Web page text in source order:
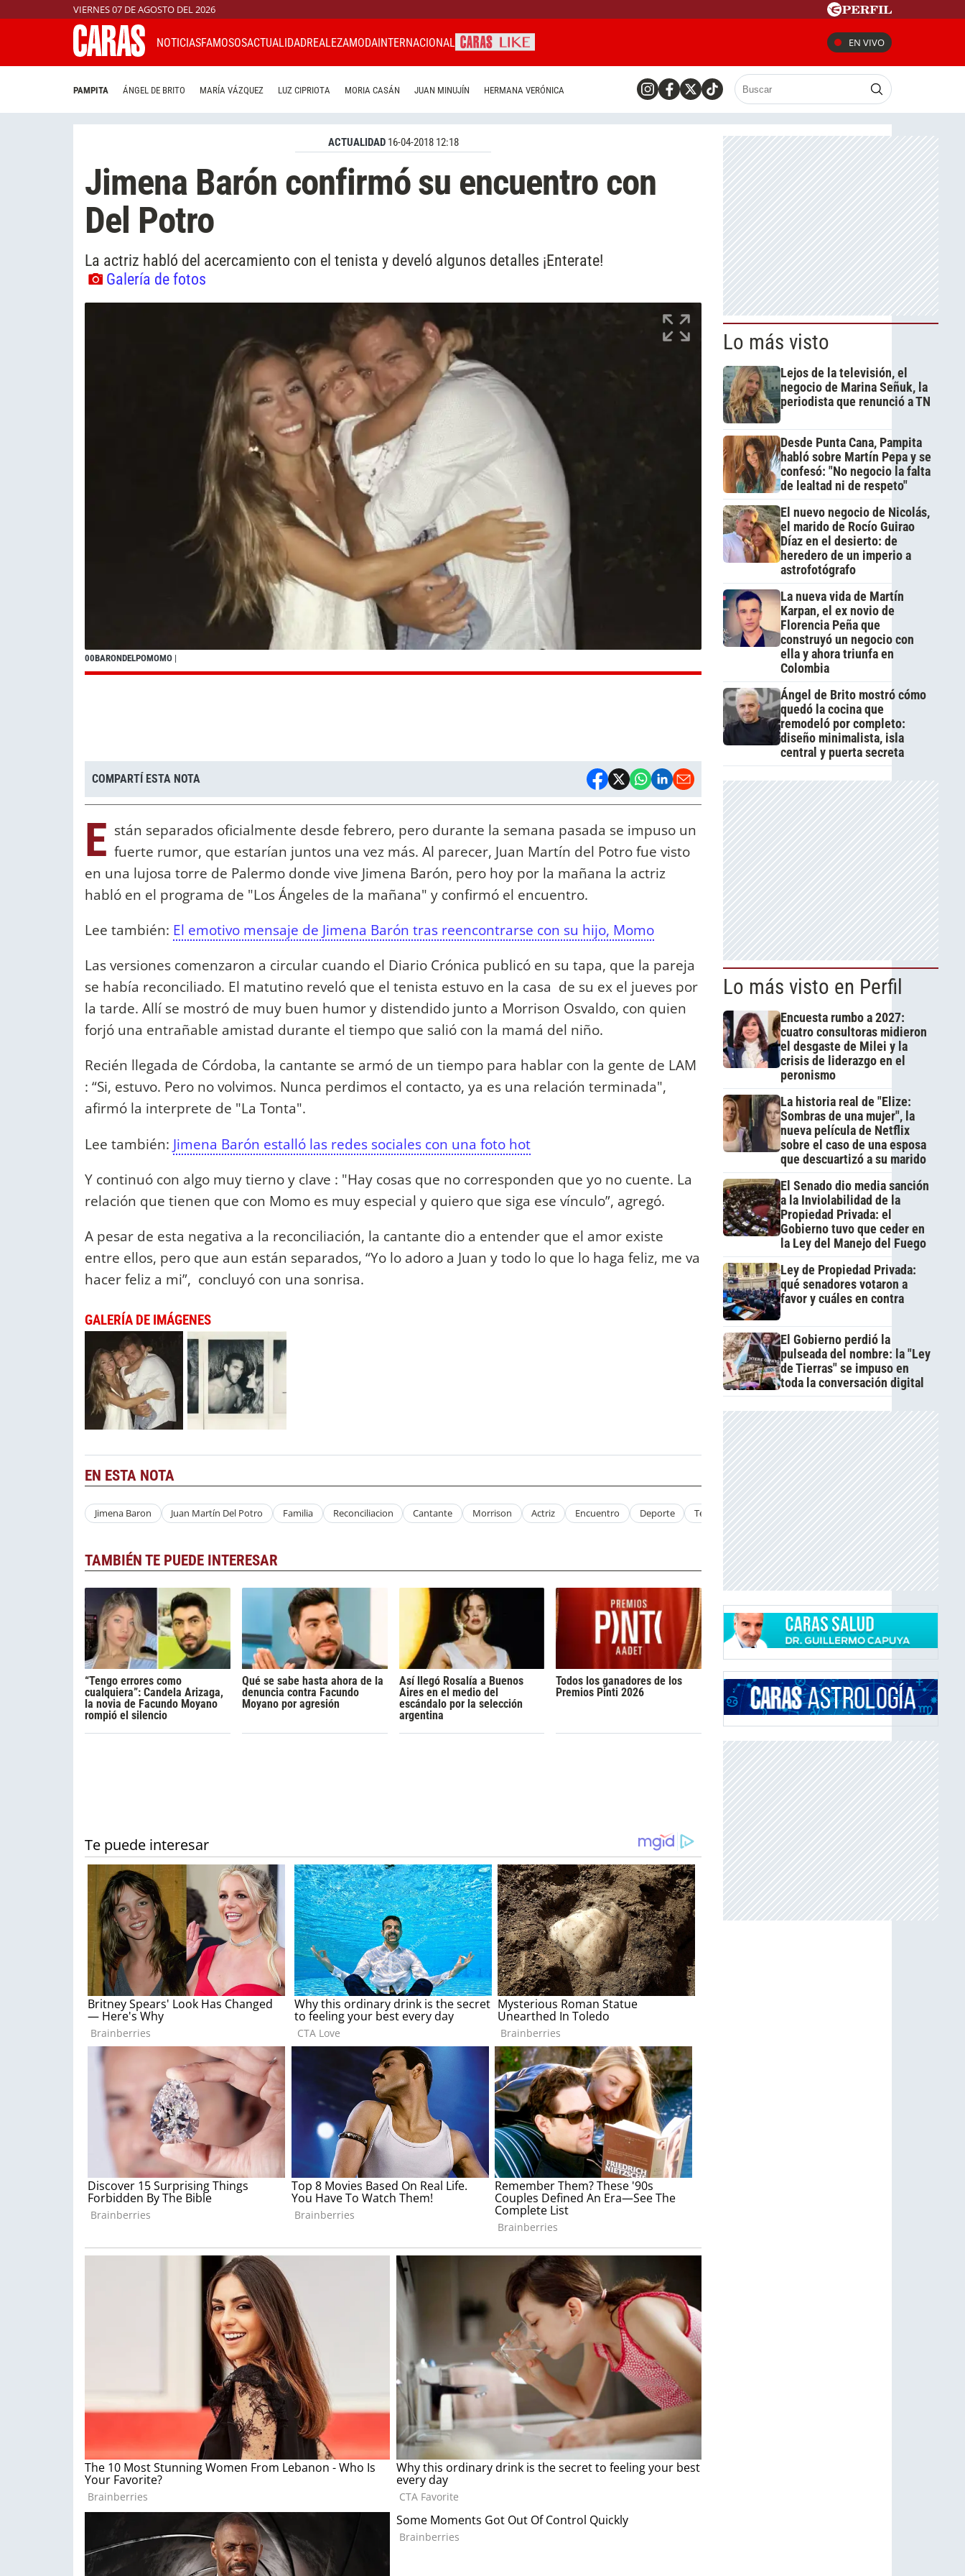
VIERNES 07 DE AGOSTO DEL 2026
NOTICIASFAMOSOSACTUALIDADREALEZAMODAINTERNACIONAL EN VIVO
PAMPITA ÁNGEL DE BRITO MARÍA VÁZQUEZ LUZ CIPRIOTA MORIA CASÁN JUAN MINUJÍN HERMANA VERÓNICA
ACTUALIDAD 16-04-2018 12:18
Jimena Barón confirmó su encuentro con
Del Potro
La actriz habló del acercamiento con el tenista y develó algunos detalles ¡Enterate!
Galería de fotos
00BARONDELPOMOMO |
COMPARTÍ ESTA NOTA
E stán separados oficialmente desde febrero, pero durante la semana pasada se impuso un
fuerte rumor, que estarían juntos una vez más. Al parecer, Juan Martín del Potro fue visto
en una lujosa torre de Palermo donde vive Jimena Barón, pero hoy por la mañana la actriz
habló en el programa de "Los Ángeles de la mañana" y confirmó el encuentro.
Lee también: El emotivo mensaje de Jimena Barón tras reencontrarse con su hijo, Momo
Las versiones comenzaron a circular cuando el Diario Crónica publicó en su tapa, que la pareja
se había reconciliado. El matutino reveló que el tenista estuvo en la casa de su ex el jueves por
la tarde. Allí se mostró de muy buen humor y distendido junto a Morrison Osvaldo, con quien
forjó una entrañable amistad durante el tiempo que salió con la mamá del niño.
Recién llegada de Córdoba, la cantante se armó de un tiempo para hablar con la gente de LAM
: “Si, estuvo. Pero no volvimos. Nunca perdimos el contacto, ya es una relación terminada",
afirmó la interprete de "La Tonta".
Lee también: Jimena Barón estalló las redes sociales con una foto hot
Y continuó con algo muy tierno y clave : "Hay cosas que no corresponden que yo no cuente. La
relación que tienen que con Momo es muy especial y quiero que siga ese vínculo”, agregó.
A pesar de esta negativa a la reconciliación, la cantante dio a entender que el amor existe
entre ellos, pero que aun están separados, “Yo lo adoro a Juan y todo lo que lo haga feliz, me va
hacer feliz a mi”, concluyó con una sonrisa.
GALERÍA DE IMÁGENES
EN ESTA NOTA
Jimena Baron Juan Martín Del Potro Familia Reconciliacion Cantante Morrison Actriz Encuentro Deporte Tenista
TAMBIÉN TE PUEDE INTERESAR
“Tengo errores como
cualquiera”: Candela Arizaga,
la novia de Facundo Moyano
rompió el silencio
Qué se sabe hasta ahora de la
denuncia contra Facundo
Moyano por agresión
Así llegó Rosalía a Buenos
Aires en el medio del
escándalo por la selección
argentina
Todos los ganadores de los
Premios Pinti 2026
Lo más visto
Lejos de la televisión, el
negocio de Marina Señuk, la
periodista que renunció a TN
Desde Punta Cana, Pampita
habló sobre Martín Pepa y se
confesó: "No negocio la falta
de lealtad ni de respeto"
El nuevo negocio de Nicolás,
el marido de Rocío Guirao
Díaz en el desierto: de
heredero de un imperio a
astrofotógrafo
La nueva vida de Martín
Karpan, el ex novio de
Florencia Peña que
construyó un negocio con
ella y ahora triunfa en
Colombia
Ángel de Brito mostró cómo
quedó la cocina que
remodeló por completo:
diseño minimalista, isla
central y puerta secreta
Lo más visto en Perfil
Encuesta rumbo a 2027:
cuatro consultoras midieron
el desgaste de Milei y la
crisis de liderazgo en el
peronismo
La historia real de "Elize:
Sombras de una mujer", la
nueva película de Netflix
sobre el caso de una esposa
que descuartizó a su marido
El Senado dio media sanción
a la Inviolabilidad de la
Propiedad Privada: el
Gobierno tuvo que ceder en
la Ley del Manejo del Fuego
Ley de Propiedad Privada:
qué senadores votaron a
favor y cuáles en contra
El Gobierno perdió la
pulseada del nombre: la "Ley
de Tierras" se impuso en
toda la conversación digital